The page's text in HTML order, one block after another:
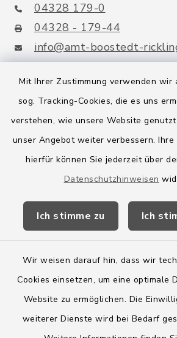
Mit Ihrer Zustimmung verwenden wir
sog. Tracking-Cookies, die es uns
verstehen, wie unsere Website
unser Angebot weiter verbessern.
hierfür können Sie jederzeit über
Datenschutzhinweisen
Ich stimme zu Ich
Wir weisen darauf hin, dass wir
Cookies einsetzen, um eine optimale
Website zu ermöglichen. Die
weiterer Dienste wird bei Bedarf
04328 179-0
04328 - 179-44
info@amt-boostedt-
Quicklinks
Amt Boostedt-Rickling
Amtsbroschüre
Wege-Zweckverband